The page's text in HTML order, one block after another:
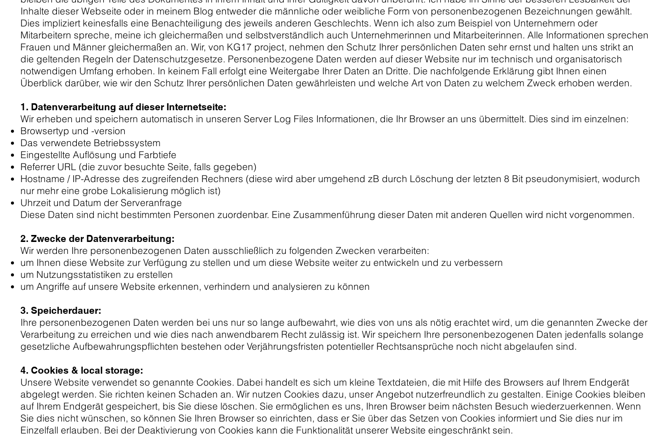
Inhalte dieser Webseite oder in meinem Blog entweder die männliche oder weibliche Form von personenbezogenen Bezeichnungen gewählt.
Dies impliziert keinesfalls eine Benachteiligung des jeweils anderen Geschlechts. Wenn ich also zum Beispiel von Unternehmern oder
Mitarbeitern spreche, meine ich gleichermaßen und selbstverständlich auch Unternehmerinnen und Mitarbeiterinnen. Alle Informationen sprechen
Frauen und Männer gleichermaßen an.​ Wir, von KG17 project, nehmen den Schutz Ihrer persönlichen Daten sehr ernst und halten uns strikt an
die geltenden Regeln der Datenschutzgesetze. Personenbezogene Daten werden auf dieser Website nur im technisch und organisatorisch
notwendigen Umfang erhoben. In keinem Fall erfolgt eine Weitergabe Ihrer Daten an Dritte. Die nachfolgende Erklärung gibt Ihnen einen
Überblick darüber, wie wir den Schutz Ihrer persönlichen Daten gewährleisten und welche Art von Daten zu welchem Zweck erhoben werden.
1. Datenverarbeitung auf dieser Internetseite:
Wir erheben und speichern automatisch in unseren Server Log Files Informationen, die Ihr Browser an uns übermittelt. Dies sind im einzelnen:
Browsertyp und -version
Das verwendete Betriebssystem
Eingestellte Auflösung und Farbtiefe
Referrer URL (die zuvor besuchte Seite, falls gegeben)
Hostname / IP-Adresse des zugreifenden Rechners (diese wird aber umgehend zB durch Löschung der letzten 8 Bit pseudonymisiert, wodurch
nur mehr eine grobe Lokalisierung möglich ist)
Uhrzeit und Datum der Serveranfrage
Diese Daten sind nicht bestimmten Personen zuordenbar. Eine Zusammenführung dieser Daten mit anderen Quellen wird nicht vorgenommen.
2. Zwecke der Datenverarbeitung:
Wir werden Ihre personenbezogenen Daten ausschließlich zu folgenden Zwecken verarbeiten:
um Ihnen diese Website zur Verfügung zu stellen und um diese Website weiter zu entwickeln und zu verbessern
um Nutzungsstatistiken zu erstellen
um Angriffe auf unsere Website erkennen, verhindern und analysieren zu können
3. Speicherdauer:
Ihre personenbezogenen Daten werden bei uns nur so lange aufbewahrt, wie dies von uns als nötig erachtet wird, um die genannten Zwecke der
Verarbeitung zu erreichen und wie dies nach anwendbarem Recht zulässig ist. Wir speichern Ihre personenbezogenen Daten jedenfalls solange
gesetzliche Aufbewahrungspflichten bestehen oder Verjährungsfristen potentieller Rechtsansprüche noch nicht abgelaufen sind.
4. Cookies & local storage:
Unsere Website verwendet so genannte Cookies. Dabei handelt es sich um kleine Textdateien, die mit Hilfe des Browsers auf Ihrem Endgerät
abgelegt werden. Sie richten keinen Schaden an. Wir nutzen Cookies dazu, unser Angebot nutzerfreundlich zu gestalten. Einige Cookies bleiben
auf Ihrem Endgerät gespeichert, bis Sie diese löschen. Sie ermöglichen es uns, Ihren Browser beim nächsten Besuch wiederzuerkennen. Wenn
Sie dies nicht wünschen, so können Sie Ihren Browser so einrichten, dass er Sie über das Setzen von Cookies informiert und Sie dies nur im
Einzelfall erlauben. Bei der Deaktivierung von Cookies kann die Funktionalität unserer Website eingeschränkt sein.